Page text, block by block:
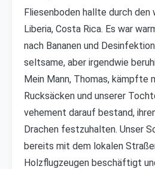
Fliesenboden hallte durch den
Liberia, Costa Rica. Es war
nach Bananen und
seltsame, aber irgendwie
Mein Mann, Thomas, kämpfte
Rucksäcken und unserer
vehement darauf bestand,
Drachen festzuhalten. Unser
bereits mit dem lokalen
Holzflugzeugen beschäftigt